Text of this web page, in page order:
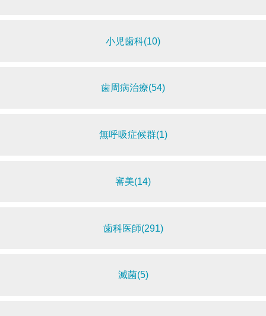
小児歯科(10)
歯周病治療(54)
無呼吸症候群(1)
審美(14)
歯科医師(291)
滅菌(5)